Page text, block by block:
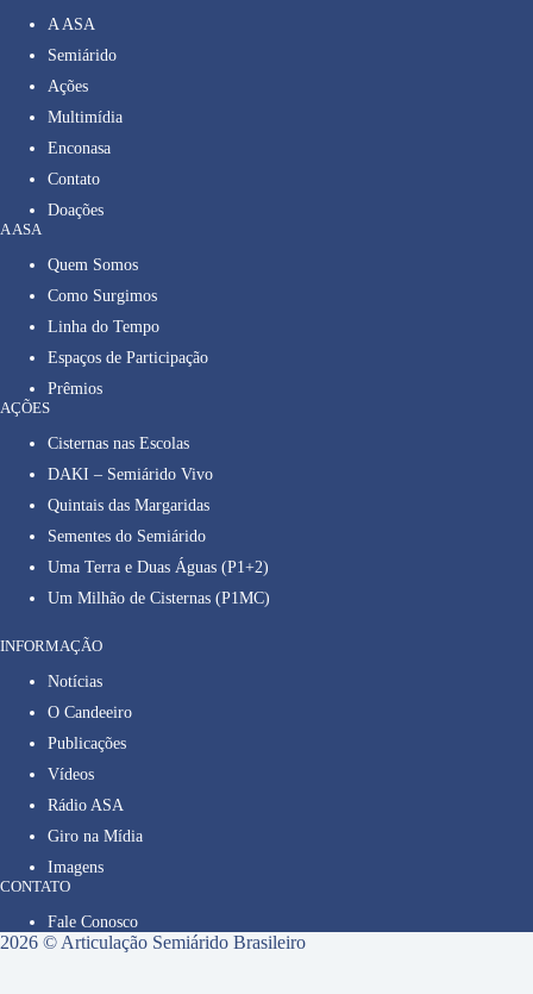
A ASA
Semiárido
Ações
Multimídia
Enconasa
Contato
Doações
A ASA
Quem Somos
Como Surgimos
Linha do Tempo
Espaços de Participação
Prêmios
AÇÕES
Cisternas nas Escolas
DAKI – Semiárido Vivo
Quintais das Margaridas
Sementes do Semiárido
Uma Terra e Duas Águas (P1+2)
Um Milhão de Cisternas (P1MC)
INFORMAÇÃO
Notícias
O Candeeiro
Publicações
Vídeos
Rádio ASA
Giro na Mídia
Imagens
CONTATO
Fale Conosco
2026 © Articulação Semiárido Brasileiro